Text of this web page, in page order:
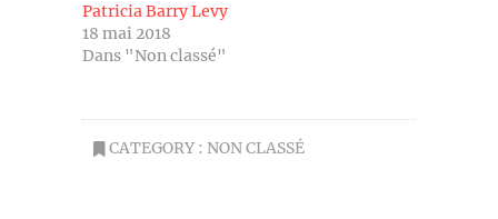
Patricia Barry Levy
18 mai 2018
Dans "Non classé"
CATEGORY : NON CLASSÉ